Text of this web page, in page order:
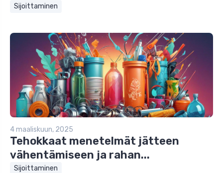
Sijoittaminen
4 maaliskuun, 2025
Tehokkaat menetelmät jätteen
vähentämiseen ja rahan...
Sijoittaminen